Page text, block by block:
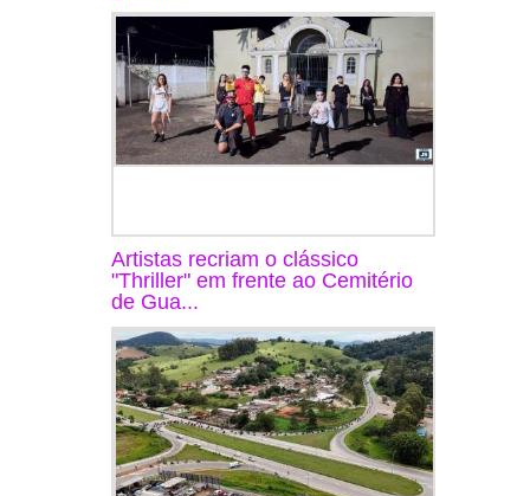
Artistas recriam o clássico
"Thriller" em frente ao Cemitério
de Gua...